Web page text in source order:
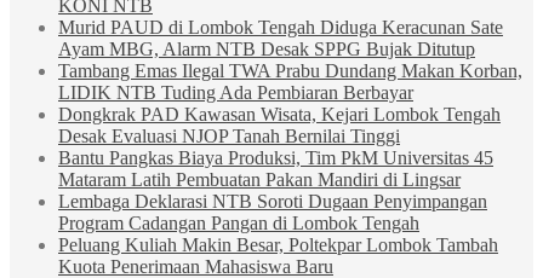
KONI NTB
Murid PAUD di Lombok Tengah Diduga Keracunan Sate
Ayam MBG, Alarm NTB Desak SPPG Bujak Ditutup
Tambang Emas Ilegal TWA Prabu Dundang Makan Korban,
LIDIK NTB Tuding Ada Pembiaran Berbayar
Dongkrak PAD Kawasan Wisata, Kejari Lombok Tengah
Desak Evaluasi NJOP Tanah Bernilai Tinggi
Bantu Pangkas Biaya Produksi, Tim PkM Universitas 45
Mataram Latih Pembuatan Pakan Mandiri di Lingsar
Lembaga Deklarasi NTB Soroti Dugaan Penyimpangan
Program Cadangan Pangan di Lombok Tengah
Peluang Kuliah Makin Besar, Poltekpar Lombok Tambah
Kuota Penerimaan Mahasiswa Baru